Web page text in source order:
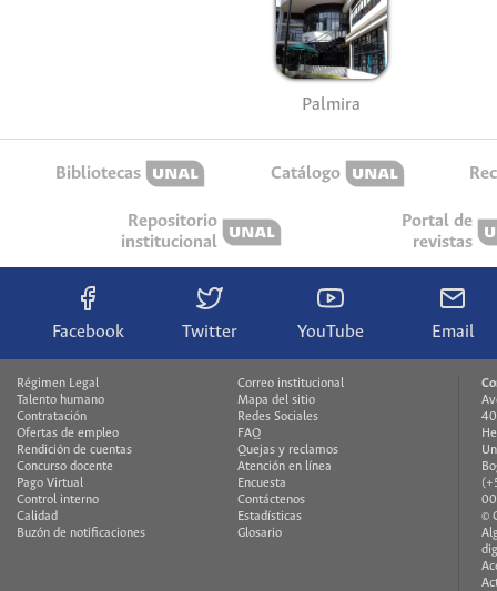
Palmira
Bibliotecas Catálogo
Repositorio
institucional
Portal de
revistas
Facebook Twitter YouTube Email
Régimen Legal
Talento humano
Contratación
Ofertas de empleo
Rendición de cuentas
Concurso docente
Pago Virtual
Control interno
Calidad
Buzón de notificaciones
Correo institucional
Mapa del sitio
Redes Sociales
FAQ
Quejas y reclamos
Atención en línea
Encuesta
Contáctenos
Estadísticas
Glosario
©